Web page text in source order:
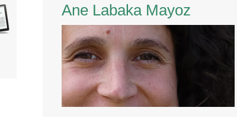
Ane Labaka Mayoz